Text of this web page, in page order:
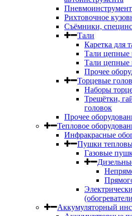
Пневмоинструмент
Рихтовочное
Съёмники,
Тали
Каретка для
Тали
Тали цепные
Прочее
Торцевые
Наборы
Трещётки,
головок
Прочее
Тепловое
Инфракрасные
Пушки
Газовые
Аккумуляторный